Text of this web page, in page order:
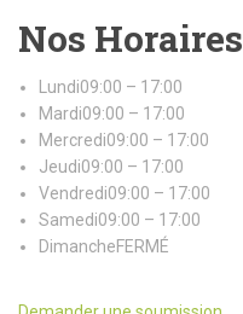
Nos Horaires
Lundi09:00 – 17:00
Mardi09:00 – 17:00
Mercredi09:00 – 17:00
Jeudi09:00 – 17:00
Vendredi09:00 – 17:00
Samedi09:00 – 17:00
DimancheFERMÉ